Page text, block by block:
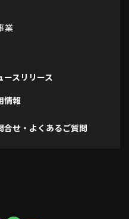
業
ースリリース
情報
合せ・よくあるご質問